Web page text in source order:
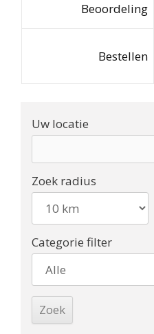
Beoordeling
Bestellen
Uw locatie
Zoek radius
Categorie filter